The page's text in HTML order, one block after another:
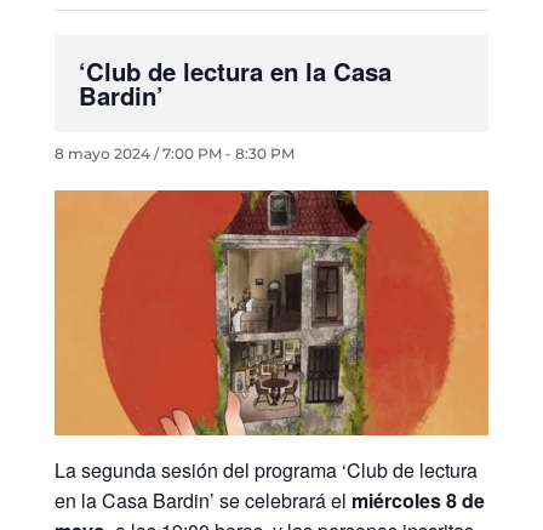
‘Club de lectura en la Casa
Bardin’
8 mayo 2024 / 7:00 PM- 8:30 PM
La segunda sesión del programa ‘Club de lectura
en la Casa Bardin’ se celebrará el miércoles 8 de